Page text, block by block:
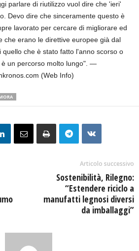
parlare di riutilizzo vuol dire che 'ieri'
Devo dire che sinceramente questo è
lavorato per cercare di migliorare ed
che erano le direttive europee già dal
quello che è stato fatto l'anno scorso o
un percorso molto lungo". —
(Web Info)
Articolo successivo
Sostenibilità, Rilegno:
“Estendere riciclo a
manufatti legnosi diversi
da imballaggi”